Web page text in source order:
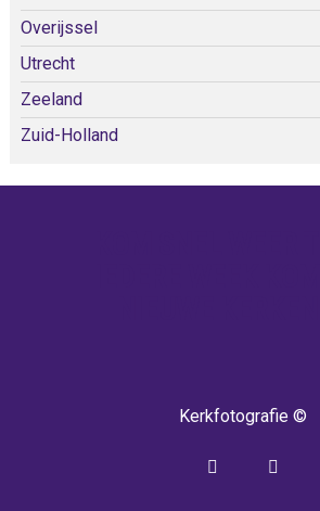
Overijssel
Utrecht
Zeeland
Zuid-Holland
Kerkfotografie ©